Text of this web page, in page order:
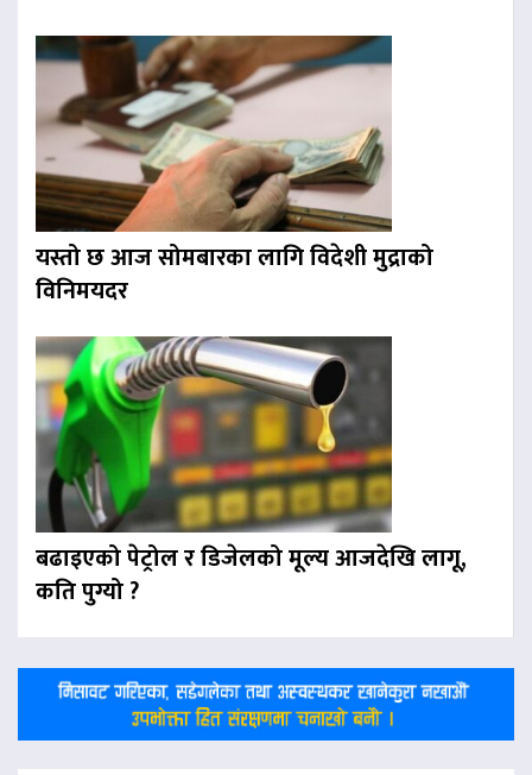
यस्तो छ आज सोमबारका लागि विदेशी मुद्राको
विनिमयदर
बढाइएको पेट्रोल र डिजेलको मूल्य आजदेखि लागू,
कति पुग्यो ?